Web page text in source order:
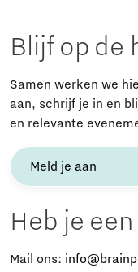
Blijf op de
Samen werken we
aan, schrijf je in en
en relevante
Meld je aan
Heb je
Mail ons: